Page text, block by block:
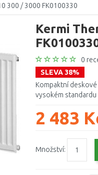
300 / 3000 FK0100330
Kermi
0
SLEVA 38%
Kompaktní
vysokém standardu
2 483
Množství: